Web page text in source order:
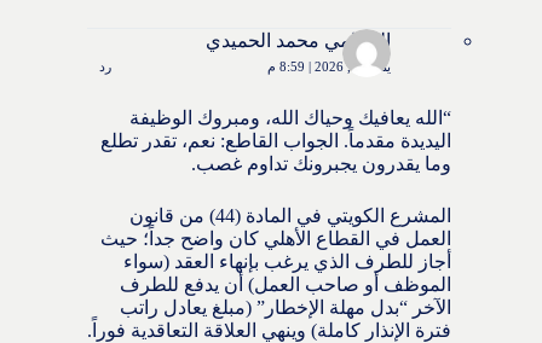
المحامي محمد الحميدي
يناير 26, 2026 | 8:59 م رد
“الله يعافيك وحياك الله، ومبروك الوظيفة
اليديدة مقدماً. الجواب القاطع: نعم، تقدر تطلع
وما يقدرون يجبرونك تداوم غصب.
المشرع الكويتي في المادة (44) من قانون
العمل في القطاع الأهلي كان واضح جداً؛ حيث
أجاز للطرف الذي يرغب بإنهاء العقد (سواء
الموظف أو صاحب العمل) أن يدفع للطرف
الآخر “بدل مهلة الإخطار” (مبلغ يعادل راتب
فترة الإنذار كاملة) وينهي العلاقة التعاقدية فوراً.